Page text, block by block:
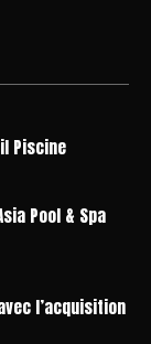
Piscine
Pool & Spa
l’acquisition